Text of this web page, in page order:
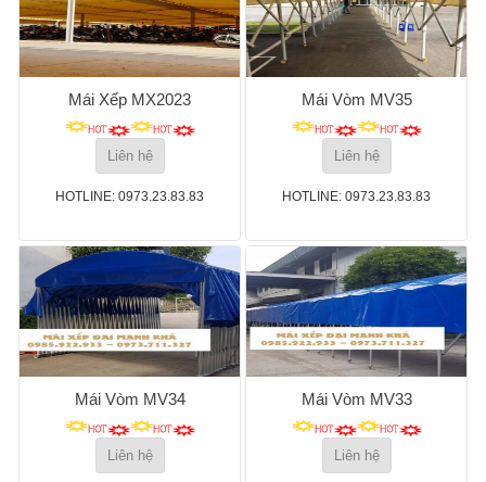
Mái Xếp MX2023
Liên hệ
HOTLINE: 0973.23.83.83
Mái Vòm MV35
Liên hệ
HOTLINE: 0973.23.83.83
Mái Vòm MV34
Liên hệ
Mái Vòm MV33
Liên hệ